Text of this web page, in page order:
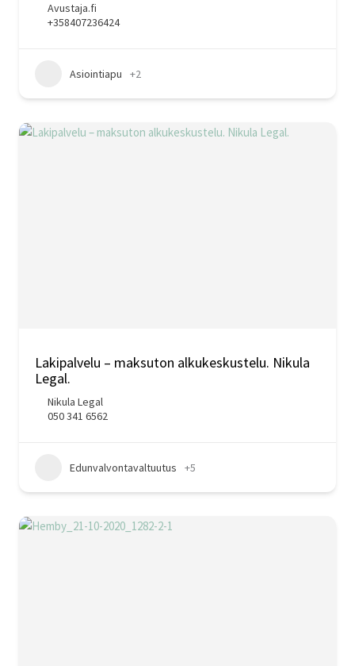
Avustaja.fi
+358407236424
Asiointiapu +2
Lakipalvelu – maksuton alkukeskustelu. Nikula
Legal.
Nikula Legal
050 341 6562
Edunvalvontavaltuutus +5